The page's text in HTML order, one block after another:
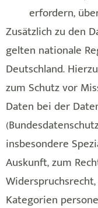
erfordern,
Zusätzlich zu den
gelten nationale
Deutschland.
zum Schutz vor
Daten bei der
insbesondere
Auskunft, zum
Kategorien